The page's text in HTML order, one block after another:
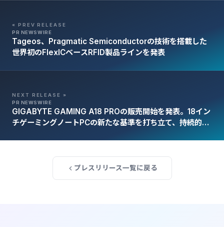
« PREV RELEASE
PR NEWSWIRE
Tageos、Pragmatic Semiconductorの技術を搭載した
世界初のFlexICベースRFID製品ラインを発表
NEXT RELEASE »
PR NEWSWIRE
GIGABYTE GAMING A18 PROの販売開始を発表。18イン
チゲーミングノートPCの新たな基準を打ち立て、持続的な
プレスリリース一覧に戻る